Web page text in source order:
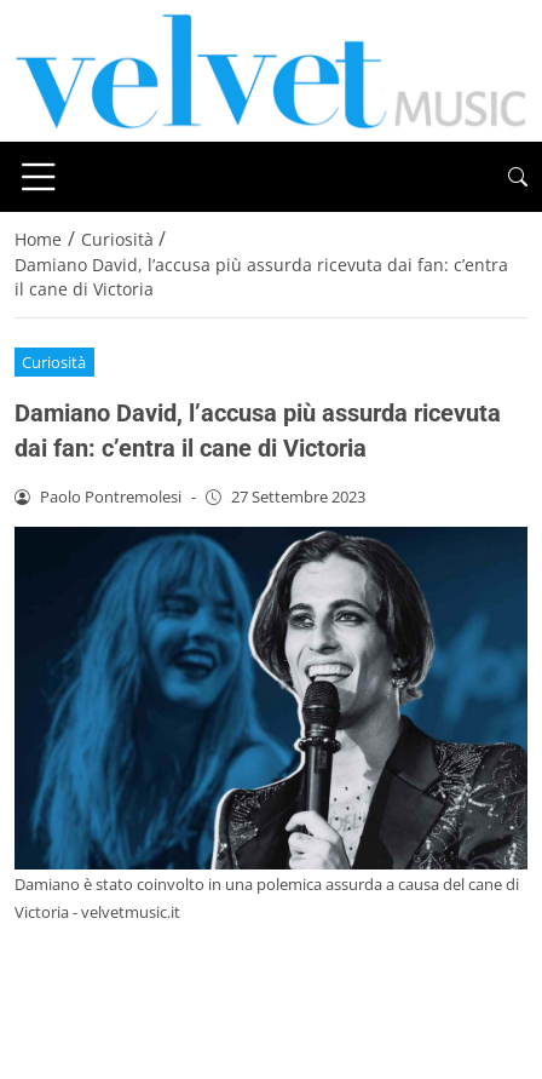
Home / Curiosità /
Damiano David, l’accusa più assurda ricevuta dai fan: c’entra
il cane di Victoria
Curiosità
Damiano David, l’accusa più assurda ricevuta
dai fan: c’entra il cane di Victoria
Paolo Pontremolesi - 27 Settembre 2023
Damiano è stato coinvolto in una polemica assurda a causa del cane di
Victoria - velvetmusic.it